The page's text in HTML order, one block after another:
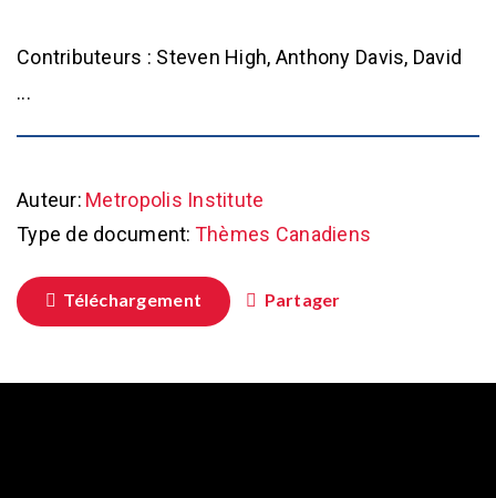
Contributeurs : Steven High, Anthony Davis, David
...
Auteur: Metropolis Institute
Type de document: Thèmes Canadiens
Téléchargement Partager